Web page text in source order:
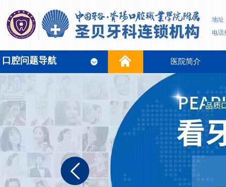
地址
电话
口腔问题导航 医院简介